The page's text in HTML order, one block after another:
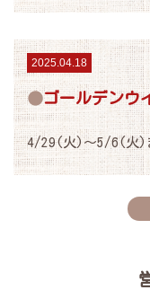
2025.04.18
ゴールデンウ
4/29(火)～5/6(火)